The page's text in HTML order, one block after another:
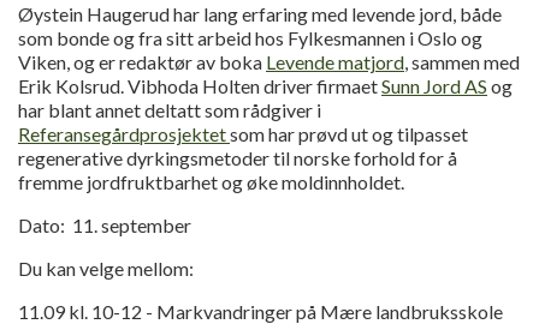
Øystein Haugerud har lang erfaring med levende jord, både
som bonde og fra sitt arbeid hos Fylkesmannen i Oslo og
Viken, og er redaktør av boka Levende matjord , sammen med
Erik Kolsrud. Vibhoda Holten driver firmaetSunn Jord AS og
har blant annet deltatt som rådgiver i
Referansegårdprosjektetsom har prøvd ut og tilpasset
regenerative dyrkingsmetoder til norske forhold for å
fremme jordfruktbarhet og øke moldinnholdet.
Dato: 11. september
Du kan velge mellom:
11.09 kl. 10-12 - Markvandringer på Mære landbruksskole